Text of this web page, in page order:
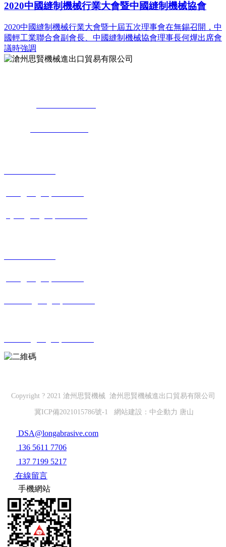
2020中國縫制機械行業大會暨中國縫制機械協會
2020中國縫制機械行業大會暨十屆五次理事會在無錫召開，中
國輕工業聯合會副會長、中國縫制機械協會理事長何燁出席會
議時強調
Copyright ? 2021 滄州思賢機械 滄州思賢機械進出口貿易有限公司
冀ICP備2021015786號-1 網站建設： 中企動力 唐山
DSA@longabrasive.com
136 5611 7706
137 7199 5217
在線留言
手機網站